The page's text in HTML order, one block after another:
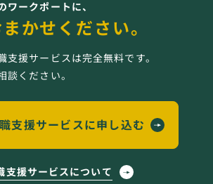
ワークポートに、
かせください。
支援サービスは完全無料です。
談ください。
支援サービスに申し込む
支援サービスについて